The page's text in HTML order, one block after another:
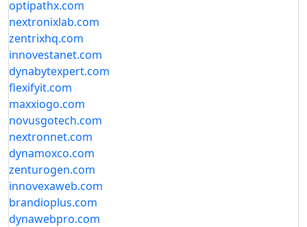
optipathx.com
nextronixlab.com
zentrixhq.com
innovestanet.com
dynabytexpert.com
flexifyit.com
maxxiogo.com
novusgotech.com
nextronnet.com
dynamoxco.com
zenturogen.com
innovexaweb.com
brandioplus.com
dynawebpro.com